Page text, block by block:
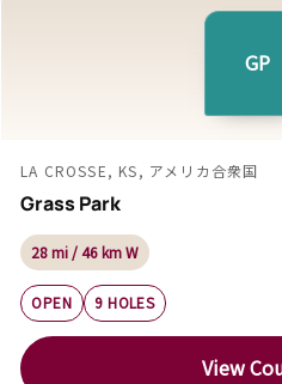
GP
LA CROSSE, KS, アメリカ合衆国
Grass Park
28 mi / 46 km W
OPEN 9 HOLES
View